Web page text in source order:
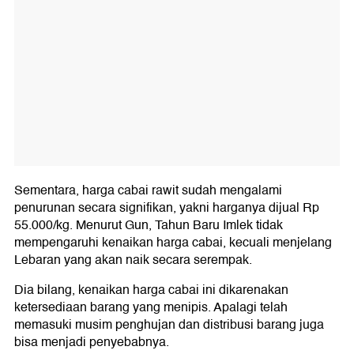
Sementara, harga cabai rawit sudah mengalami
penurunan secara signifikan, yakni harganya dijual Rp
55.000/kg. Menurut Gun, Tahun Baru Imlek tidak
mempengaruhi kenaikan harga cabai, kecuali menjelang
Lebaran yang akan naik secara serempak.
Dia bilang, kenaikan harga cabai ini dikarenakan
ketersediaan barang yang menipis. Apalagi telah
memasuki musim penghujan dan distribusi barang juga
bisa menjadi penyebabnya.